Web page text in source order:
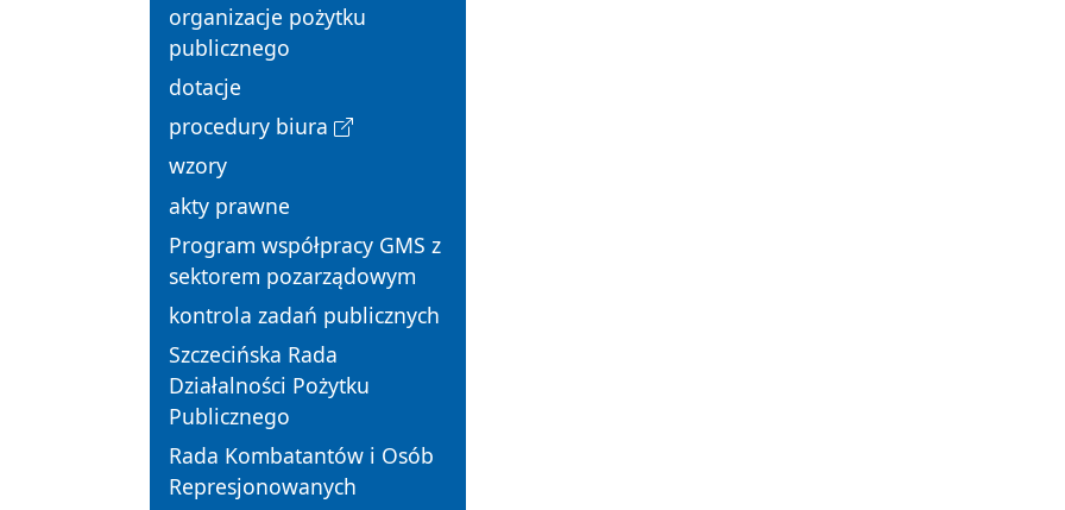
organizacje pożytku
publicznego
dotacje
procedury biura
wzory
akty prawne
Program współpracy GMS z
sektorem pozarządowym
kontrola zadań publicznych
Szczecińska Rada
Działalności Pożytku
Publicznego
Rada Kombatantów i Osób
Represjonowanych